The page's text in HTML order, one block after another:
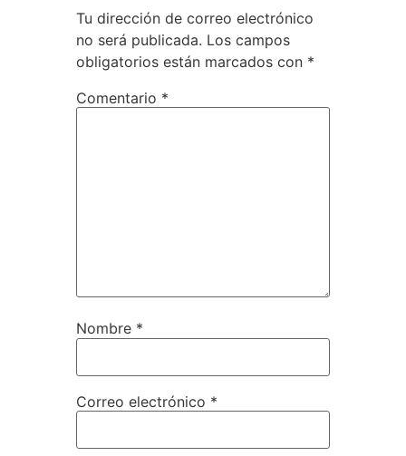
Tu dirección de correo electrónico
no será publicada. Los campos
obligatorios están marcados con *
Comentario *
Nombre *
Correo electrónico *